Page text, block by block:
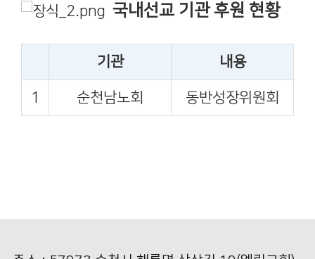
국내선교 기관 후원 현황
기관 내용
1 순천남노회 동반성장위원회